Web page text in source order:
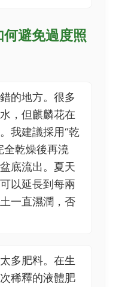
避免過度照
的地方。很多
，但麒麟花在
我建議採用“乾
全乾燥後再澆
底流出。夏天
以延長到每兩
一直濕潤，否
多肥料。在生
稀釋的液體肥